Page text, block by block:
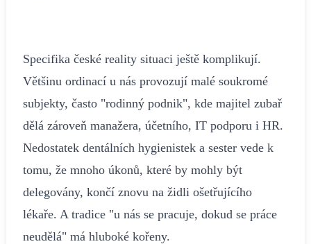
Specifika české reality situaci ještě komplikují.
Většinu ordinací u nás provozují malé soukromé
subjekty, často "rodinný podnik", kde majitel zubař
dělá zároveň manažera, účetního, IT podporu i HR.
Nedostatek dentálních hygienistek a sester vede k
tomu, že mnoho úkonů, které by mohly být
delegovány, končí znovu na židli ošetřujícího
lékaře. A tradice "u nás se pracuje, dokud se práce
neudělá" má hluboké kořeny.